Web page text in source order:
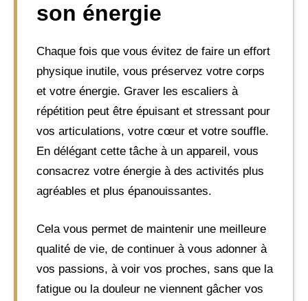
son énergie
Chaque fois que vous évitez de faire un effort
physique inutile, vous préservez votre corps
et votre énergie. Graver les escaliers à
répétition peut être épuisant et stressant pour
vos articulations, votre cœur et votre souffle.
En délégant cette tâche à un appareil, vous
consacrez votre énergie à des activités plus
agréables et plus épanouissantes.
Cela vous permet de maintenir une meilleure
qualité de vie, de continuer à vous adonner à
vos passions, à voir vos proches, sans que la
fatigue ou la douleur ne viennent gâcher vos